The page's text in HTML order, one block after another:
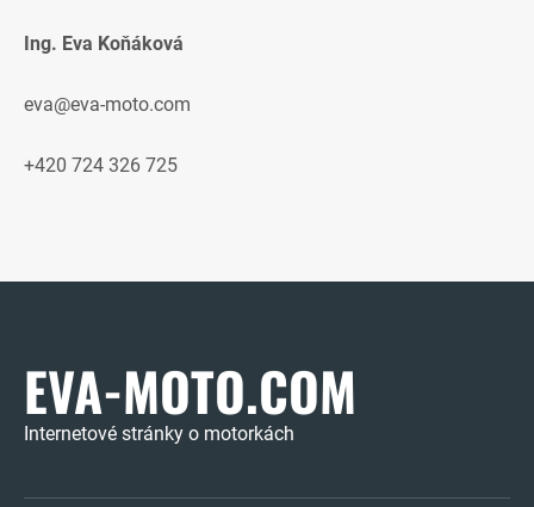
Ing. Eva Koňáková
eva@eva-moto.com
+420 724 326 725
EVA-MOTO.COM
Internetové stránky o motorkách